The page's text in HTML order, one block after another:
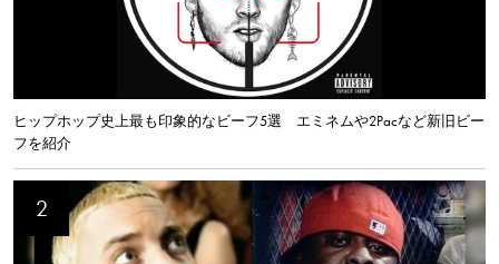
ヒップホップ史上最も印象的なビーフ5選 エミネムや2Pacなど新旧ビー
フを紹介